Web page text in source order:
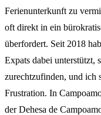
Ferienunterkunft zu
oft direkt in ein
überfordert. Seit 2018
Expats dabei unterstützt,
zurechtzufinden, und ich
Frustration. In
der Dehesa de